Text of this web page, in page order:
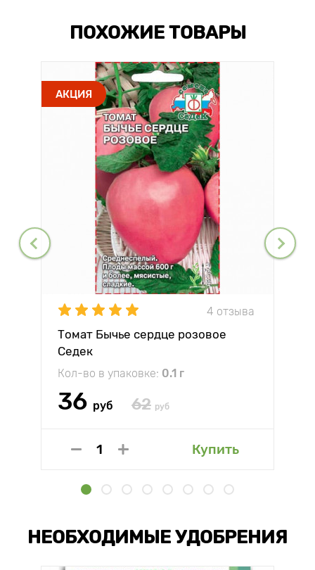
ПОХОЖИЕ ТОВАРЫ
АКЦИЯ
4 отзыва
Томат Бычье сердце розовое
Седек
Кол-во в упаковке: 0.1 г
36 руб 62 руб
Купить
НЕОБХОДИМЫЕ УДОБРЕНИЯ